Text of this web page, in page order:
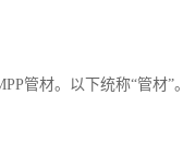
管材。以下统称“管材”。